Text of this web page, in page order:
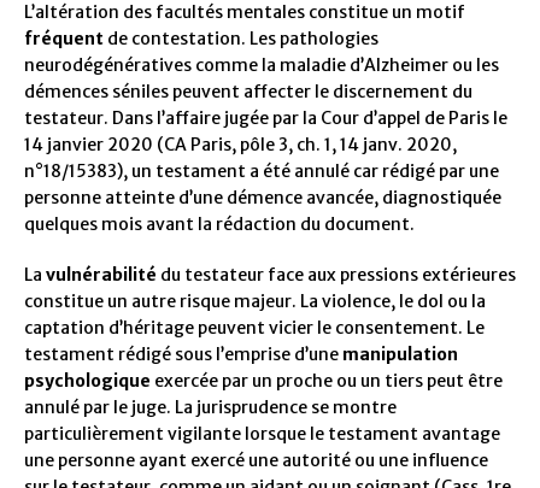
L’altération des facultés mentales constitue un motif
fréquent de contestation. Les pathologies
neurodégénératives comme la maladie d’Alzheimer ou les
démences séniles peuvent affecter le discernement du
testateur. Dans l’affaire jugée par la Cour d’appel de Paris le
14 janvier 2020 (CA Paris, pôle 3, ch. 1, 14 janv. 2020,
n°18/15383), un testament a été annulé car rédigé par une
personne atteinte d’une démence avancée, diagnostiquée
quelques mois avant la rédaction du document.
La vulnérabilité du testateur face aux pressions extérieures
constitue un autre risque majeur. La violence, le dol ou la
captation d’héritage peuvent vicier le consentement. Le
testament rédigé sous l’emprise d’une manipulation
psychologique exercée par un proche ou un tiers peut être
annulé par le juge. La jurisprudence se montre
particulièrement vigilante lorsque le testament avantage
une personne ayant exercé une autorité ou une influence